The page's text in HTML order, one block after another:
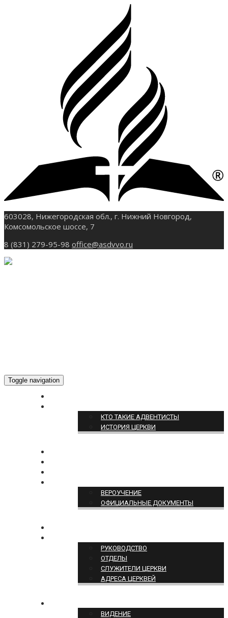
603028, Нижегородская обл., г. Нижний Новгород,
Комсомольское шоссе, 7
8 (831) 279-95-98 office@asdvvo.ru
Toggle navigation
КТО ТАКИЕ АДВЕНТИСТЫ
ИСТОРИЯ ЦЕРКВИ
ВЕРОУЧЕНИЕ
ОФИЦИАЛЬНЫЕ ДОКУМЕНТЫ
РУКОВОДСТВО
ОТДЕЛЫ
СЛУЖИТЕЛИ ЦЕРКВИ
АДРЕСА ЦЕРКВЕЙ
ВИДЕНИЕ